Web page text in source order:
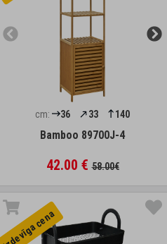
cm: 36 33 140
Bamboo 89700J-4
42.00 €58.00€
Izdevīga cena